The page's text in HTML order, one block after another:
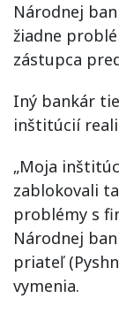
Národnej
žiadne
zástupca
Iný bankár
inštitúcií
„Moja
zablokovali
problémy s
Národnej
priateľ
vymenia.